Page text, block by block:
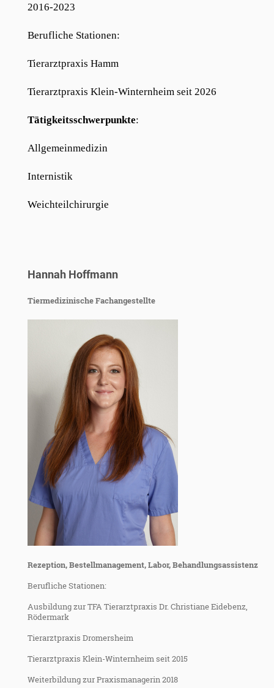
2016-2023
Berufliche Stationen:
Tierarztpraxis Hamm
Tierarztpraxis Klein-Winternheim seit 2026
Tätigkeitsschwerpunkte:
Allgemeinmedizin
Internistik
Weichteilchirurgie
Hannah Hoffmann
Tiermedizinische Fachangestellte
Rezeption, Bestellmanagement, Labor, Behandlungsassistenz
Berufliche Stationen:
Ausbildung zur TFA Tierarztpraxis Dr. Christiane Eidebenz,
Rödermark
Tierarztpraxis Dromersheim
Tierarztpraxis Klein-Winternheim seit 2015
Weiterbildung zur Praxismanagerin 2018